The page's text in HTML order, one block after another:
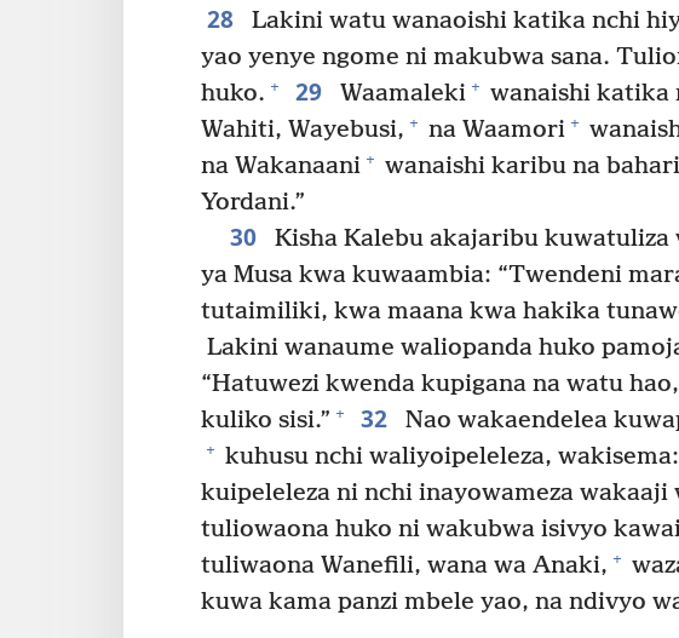
28
Lakini watu wanaoishi katika nchi
yao yenye ngome ni makubwa sana.
huko. + 29 Waamaleki + wanaishi katika
Wahiti, Wayebusi, + na Waamori +
na Wakanaani + wanaishi karibu na bahari
Yordani.”
30
Kisha Kalebu akajaribu
ya Musa kwa kuwaambia: “Twendeni
tutaimiliki, kwa maana kwa hakika
Lakini wanaume waliopanda huko
“Hatuwezi kwenda kupigana na watu
kuliko sisi.” + 32 Nao wakaendelea
+ kuhusu nchi waliyoipeleleza,
kuipeleleza ni nchi inayowameza wakaaji
tuliowaona huko ni wakubwa isivyo
tuliwaona Wanefili, wana wa Anaki, +
kuwa kama panzi mbele yao, na ndivyo